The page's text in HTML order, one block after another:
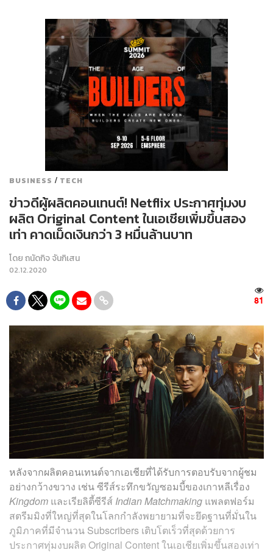
BUSINESS / TECH
ข่าวดีผู้ผลิตคอนเทนต์! Netflix ประกาศทุ่มงบ
ผลิต Original Content ในเอเชียเพิ่มขึ้นสอง
เท่า คาดเม็ดเงินกว่า 3 หมื่นล้านบาท
โดยถนัดกิจ จันกิเสน
02.12.2020
81
หลังจากผลิตคอนเทนต์จากเอเชียที่ได้รับการตอบรับจากผู้ชม
อย่างกว้างขวาง เช่น ซีรีส์ระทึกขวัญซอมบี้ของเกาหลีเรื่อง
Kingdom และเรียลิตี้ซีรีส์ Indian Matchmaking แพลตฟอร์ม
สตรีมมิงที่ใหญ่ที่สุดในโลกกำลังพยายามที่จะยึดฐานที่มั่นใน
ภูมิภาคที่มีจำนวน Subscribers เติบโตเร็วที่สุดด้วยการ
ประกาศทุ่มงบผลิต Original Content ในเอเชียเพิ่มขึ้นสองเท่า